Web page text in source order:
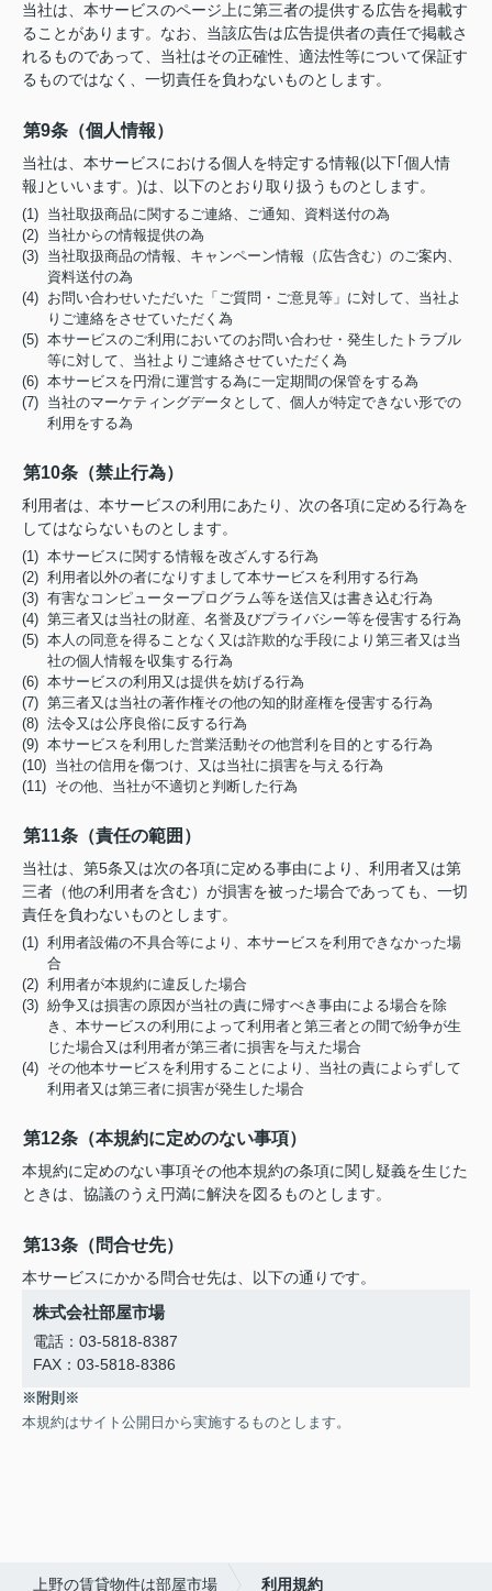
当社は、本サービスのページ上に第三者の提供する広告を掲載す
ることがあります。なお、当該広告は広告提供者の責任で掲載さ
れるものであって、当社はその正確性、適法性等について保証す
るものではなく、一切責任を負わないものとします。
第9条（個人情報）
当社は、本サービスにおける個人を特定する情報(以下｢個人情
報｣といいます。)は、以下のとおり取り扱うものとします。
(1) 当社取扱商品に関するご連絡、ご通知、資料送付の為
(2) 当社からの情報提供の為
(3) 当社取扱商品の情報、キャンペーン情報（広告含む）のご案内、
資料送付の為
(4) お問い合わせいただいた「ご質問・ご意見等」に対して、当社よ
りご連絡をさせていただく為
(5) 本サービスのご利用においてのお問い合わせ・発生したトラブル
等に対して、当社よりご連絡させていただく為
(6) 本サービスを円滑に運営する為に一定期間の保管をする為
(7) 当社のマーケティングデータとして、個人が特定できない形での
利用をする為
第10条（禁止行為）
利用者は、本サービスの利用にあたり、次の各項に定める行為を
してはならないものとします。
(1) 本サービスに関する情報を改ざんする行為
(2) 利用者以外の者になりすまして本サービスを利用する行為
(3) 有害なコンピュータープログラム等を送信又は書き込む行為
(4) 第三者又は当社の財産、名誉及びプライバシー等を侵害する行為
(5) 本人の同意を得ることなく又は詐欺的な手段により第三者又は当
社の個人情報を収集する行為
(6) 本サービスの利用又は提供を妨げる行為
(7) 第三者又は当社の著作権その他の知的財産権を侵害する行為
(8) 法令又は公序良俗に反する行為
(9) 本サービスを利用した営業活動その他営利を目的とする行為
(10) 当社の信用を傷つけ、又は当社に損害を与える行為
(11) その他、当社が不適切と判断した行為
第11条（責任の範囲）
当社は、第5条又は次の各項に定める事由により、利用者又は第
三者（他の利用者を含む）が損害を被った場合であっても、一切
責任を負わないものとします。
(1) 利用者設備の不具合等により、本サービスを利用できなかった場
合
(2) 利用者が本規約に違反した場合
(3) 紛争又は損害の原因が当社の責に帰すべき事由による場合を除
き、本サービスの利用によって利用者と第三者との間で紛争が生
じた場合又は利用者が第三者に損害を与えた場合
(4) その他本サービスを利用することにより、当社の責によらずして
利用者又は第三者に損害が発生した場合
第12条（本規約に定めのない事項）
本規約に定めのない事項その他本規約の条項に関し疑義を生じた
ときは、協議のうえ円満に解決を図るものとします。
第13条（問合せ先）
本サービスにかかる問合せ先は、以下の通りです。
株式会社部屋市場
電話：03-5818-8387
FAX：03-5818-8386
※附則※
本規約はサイト公開日から実施するものとします。
上野の賃貸物件は部屋市場 利用規約